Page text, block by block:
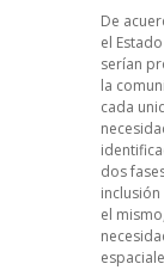
De
el
serían
la
cada
dos
el